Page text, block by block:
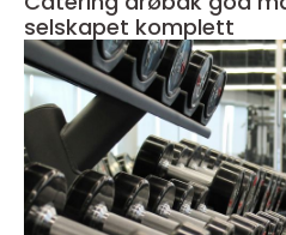
selskapet komplett